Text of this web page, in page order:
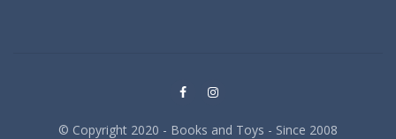
© Copyright 2020 - Books and Toys - Since 2008